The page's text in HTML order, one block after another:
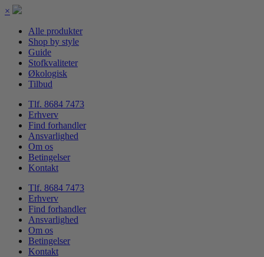
×
Alle produkter
Shop by style
Guide
Stofkvaliteter
Økologisk
Tilbud
Tlf. 8684 7473
Erhverv
Find forhandler
Ansvarlighed
Om os
Betingelser
Kontakt
Tlf. 8684 7473
Erhverv
Find forhandler
Ansvarlighed
Om os
Betingelser
Kontakt